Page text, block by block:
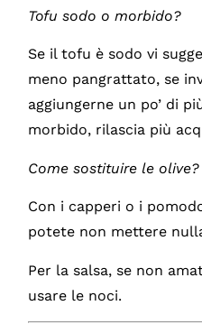
Tofu sodo o morbido?
Se il tofu è sodo vi
meno pangrattato, se
aggiungerne un po’ di
morbido, rilascia più
Come sostituire le olive?
Con i capperi o i
potete non mettere
Per la salsa, se non
usare le noci.